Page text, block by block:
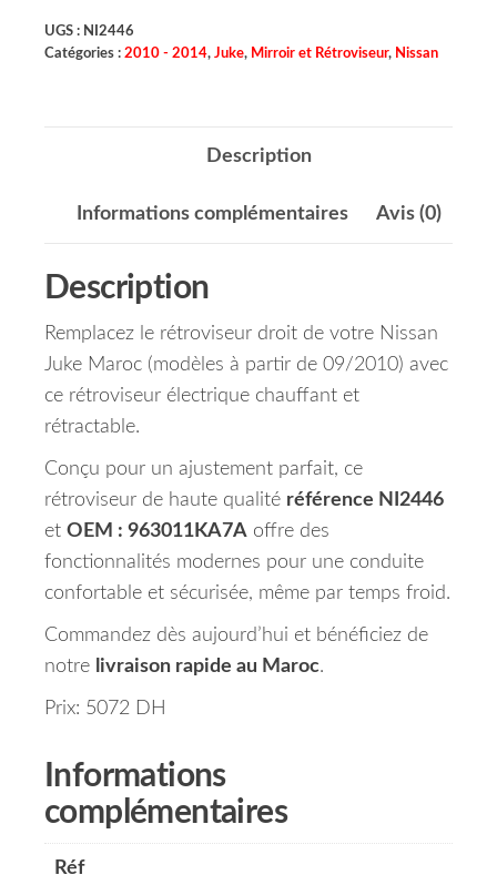
UGS : NI2446
Catégories : 2010 - 2014, Juke, Mirroir et Rétroviseur, Nissan
Description
Informations complémentaires Avis (0)
Description
Remplacez le rétroviseur droit de votre Nissan
Juke Maroc (modèles à partir de 09/2010) avec
ce rétroviseur électrique chauffant et
rétractable.
Conçu pour un ajustement parfait, ce
rétroviseur de haute qualité référence NI2446
et OEM : 963011KA7A offre des
fonctionnalités modernes pour une conduite
confortable et sécurisée, même par temps froid.
Commandez dès aujourd’hui et bénéficiez de
notre livraison rapide au Maroc.
Prix: 5072 DH
Informations
complémentaires
Réf